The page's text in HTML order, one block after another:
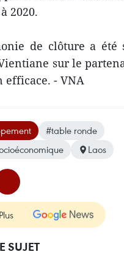
2020.
de clôture a été
sur le
efficace. - VNA
#table ronde
Laos
SUJET